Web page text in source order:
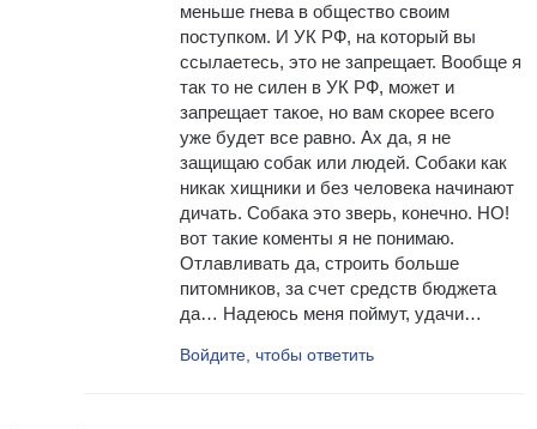
меньше гнева в общество своим
поступком. И УК РФ, на который вы
ссылаетесь, это не запрещает. Вообще я
так то не силен в УК РФ, может и
запрещает такое, но вам скорее всего
уже будет все равно. Ах да, я не
защищаю собак или людей. Собаки как
никак хищники и без человека начинают
дичать. Собака это зверь, конечно. НО!
вот такие коменты я не понимаю.
Отлавливать да, строить больше
питомников, за счет средств бюджета
да… Надеюсь меня поймут, удачи…
Войдите, чтобы ответить